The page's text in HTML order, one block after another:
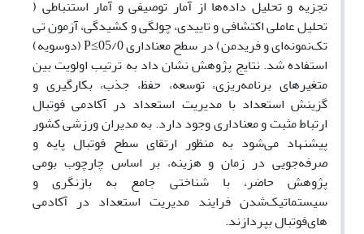
تجزیه و تحلیل داده‌ها از آمار توصیفی و آمار استنباطی (
تحلیل عاملی اکتشافی و تاییدی، چولگی و کشیدگی، آزمون تی
تک‌نمونه‌ای و فریدمن) در سطح معناداری 05/0≥P (دوسویه)
استفاده شد. نتایج پژوهش نشان داد به ترتیب اولویت بین
متغیرهای برنامه‌ریزی، توسعه، حفظ، جذب، بکارگیری و
گزینش استعداد با مدیریت استعداد در آکادمی فوتبال
ارتباط مثبت و معناداری وجود دارد. به مدیران ورزشی کشور
پیشنهاد می‌شود به منظور ارتقای سطح فوتبال پایه و
صرفه‌جویی در زمان و هزینه، بر اساس چارچوب بومی
پژوهش حاضر، با شناختی جامع به بازنگری و
سیستماتیک‌شدن فرایند مدیریت استعداد در آکادمی
های‌فوتبال بپردازند.